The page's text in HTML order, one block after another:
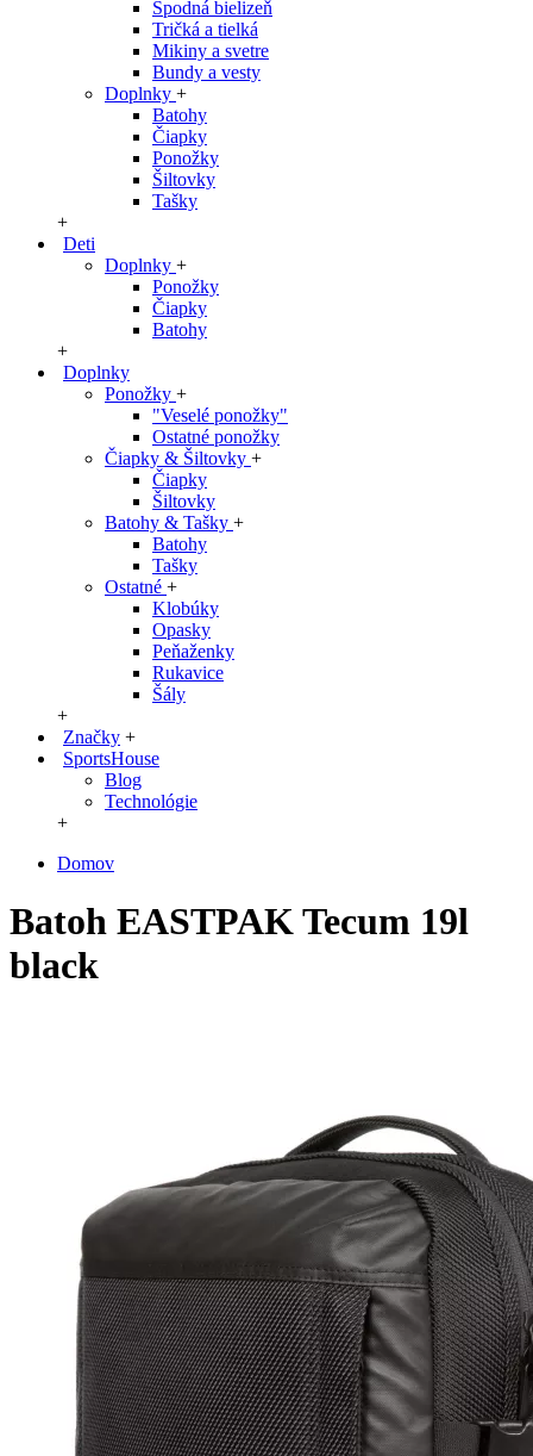
Spodná bielizeň
Tričká a tielká
Mikiny a svetre
Bundy a vesty
Doplnky +
Batohy
Čiapky
Ponožky
Šiltovky
Tašky
+
Deti
Doplnky +
Ponožky
Čiapky
Batohy
+
Doplnky
Ponožky +
"Veselé ponožky"
Ostatné ponožky
Čiapky & Šiltovky +
Čiapky
Šiltovky
Batohy & Tašky +
Batohy
Tašky
Ostatné +
Klobúky
Opasky
Peňaženky
Rukavice
Šály
+
Značky +
SportsHouse
Blog
Technológie
+
Domov
Batoh EASTPAK Tecum 19l
black